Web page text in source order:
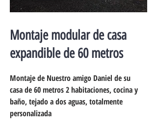
Montaje modular de casa
expandible de 60 metros
Montaje de Nuestro amigo Daniel de su
casa de 60 metros 2 habitaciones, cocina y
baño, tejado a dos aguas, totalmente
personalizada